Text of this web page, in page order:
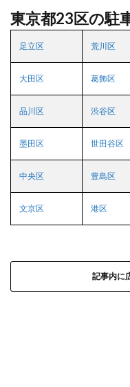
東京都23区の駐
足立区 荒川区
大田区 葛飾区
品川区 渋谷区
墨田区 世田谷区
中央区 豊島区
文京区 港区
記事内に